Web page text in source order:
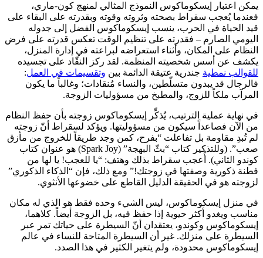
يمكن اعتبار إيسكوماكوس النموذج المثالي لمنهج كون-ماري،
فعندما يُعجب سقراط بصحته وثروته وقوته وبقدرته على البقاء على
قيد الحياة في الحرب، ينسب إيسكوماكوس الفضل إلى جدوله
اليومي الصارم – فقدرته على تنظيم الوقت تعكس قدرته على فرض
النظام على المكان، وأثناء استعراضه لبراعته في إدارة المنزل،
يكشف عن أسس شخصيته المنظمة. لقد ركز النقّاد على تجسيده
للقوالب نمطية جندرية عتيقة الدائمة بين وتقسيمات في العمل:
فالرجال قد يبدون متسلّطين، والنساء مُنقادات؛ وغالباً ما يكون
المرآب ملكاً للزوج، والمطبخ من مسؤوليات الزوجة.
في نهاية عملية الترتيب، يُذكِّر إيسكوماكوس زوجته بأن حفظ النظام
من الآن فصاعداً سيكون من مسؤوليتها. ويؤكد لسقراط أنّ زوجته
لم تُبدِ مقاومة بل تفاعلت “بفرح، كمن وجد طريقاً للخروج من مأزق
صعب”. (وللتذكير كتاب “بثّ البهجة” (Spark Joy) هو عنوان كتاب
كوندو الثاني). أُعجب سقراط بذلك وهتف: “يا للعجب! يا لها من
فطنة ذكورية وصفتها في زوجتك!” ومع ذلك، فإن “الذكاء الذكوري”
لزوجته هو في الحقيقة الدليل القاطع على خضوعها الأنثوي.
في منزل إيسكوماكوس، ليس الشيء وحده فقط هو الذي له مكان
مناسب ويغدو أكثر حيوية إذا حفظ فيه، بل الزوجة أيضاً. كلاهما،
إيسكوماكوس وكوندو، يعتقدان أنّ السيطرة على حياتك تمر عبر
السيطرة على منزلك. غير أن السيطرة المتاحة للنساء في عالم
إيسكوماكوس محدودة، ولم يتغير الكثير في هذا الصدد.